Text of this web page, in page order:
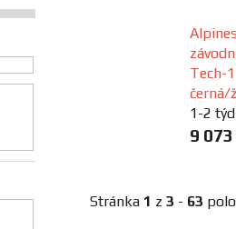
Tech-
černá/
1-2
9 073
Stránka 1 z 3 - 63